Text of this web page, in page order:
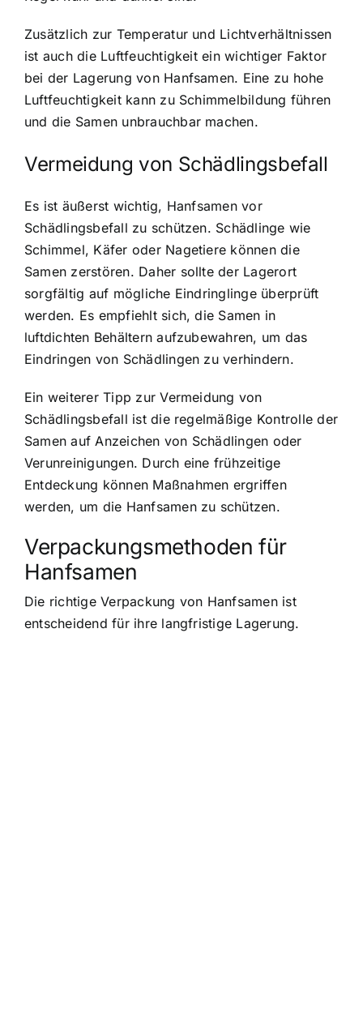
Zusätzlich zur Temperatur und Lichtverhältnissen
ist auch die Luftfeuchtigkeit ein wichtiger Faktor
bei der Lagerung von Hanfsamen. Eine zu hohe
Luftfeuchtigkeit kann zu Schimmelbildung führen
und die Samen unbrauchbar machen.
Vermeidung von Schädlingsbefall
Es ist äußerst wichtig, Hanfsamen vor
Schädlingsbefall zu schützen. Schädlinge wie
Schimmel, Käfer oder Nagetiere können die
Samen zerstören. Daher sollte der Lagerort
sorgfältig auf mögliche Eindringlinge überprüft
werden. Es empfiehlt sich, die Samen in
luftdichten Behältern aufzubewahren, um das
Eindringen von Schädlingen zu verhindern.
Ein weiterer Tipp zur Vermeidung von
Schädlingsbefall ist die regelmäßige Kontrolle der
Samen auf Anzeichen von Schädlingen oder
Verunreinigungen. Durch eine frühzeitige
Entdeckung können Maßnahmen ergriffen
werden, um die Hanfsamen zu schützen.
Verpackungsmethoden für
Hanfsamen
Die richtige Verpackung von Hanfsamen ist
entscheidend für ihre langfristige Lagerung.